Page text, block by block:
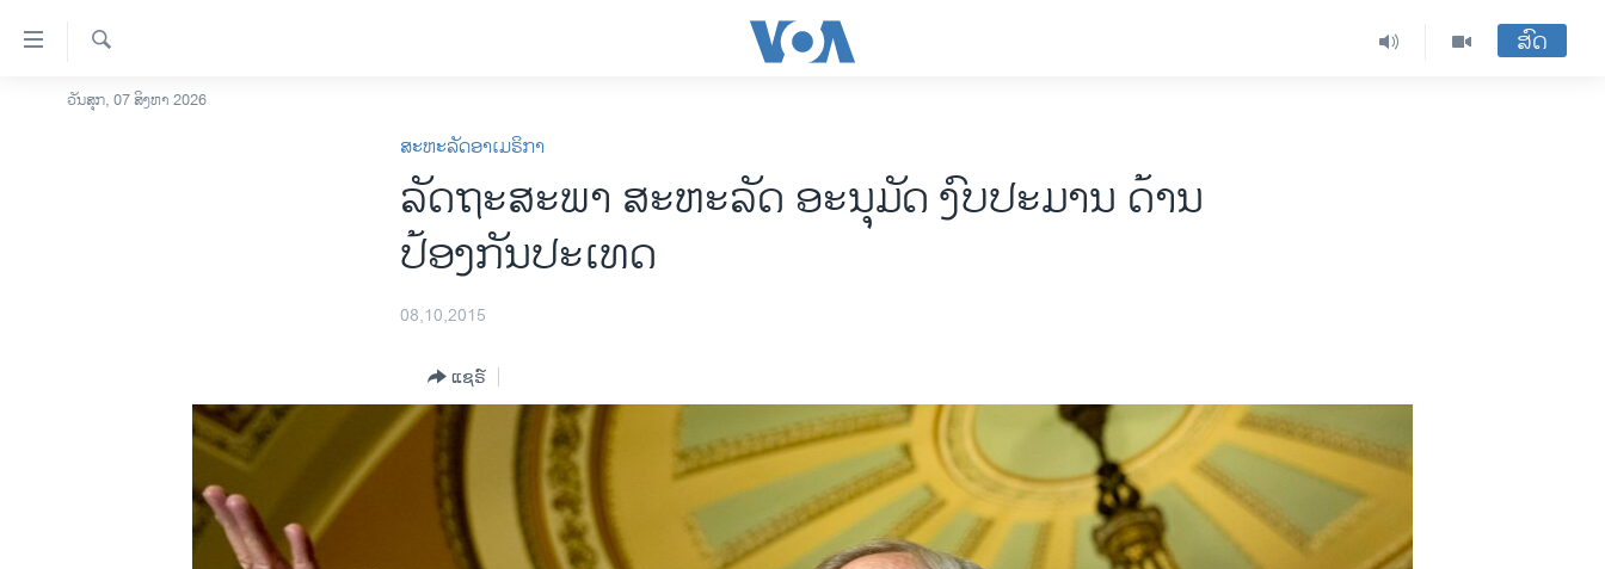
ລິ້ງ
ສຳຫລັບ
ໂຮມເພຈ
ອິດສະຫຼະພາບດ້ານການຂ່າວ
ຄົ້ນຫາ
ສົດ
ວັນສຸກ, 07 ສິງຫາ 2026
ສະຫະລັດອາເມຣິກາ
ລັດຖະສະພາ ສະຫະລັດ ​ອະນຸມັດ ງົບປະມານ ດ້ານ​​
ປ້ອງ​ກັນ​ປະເທດ
08,10,2015
ແຊຣ໌